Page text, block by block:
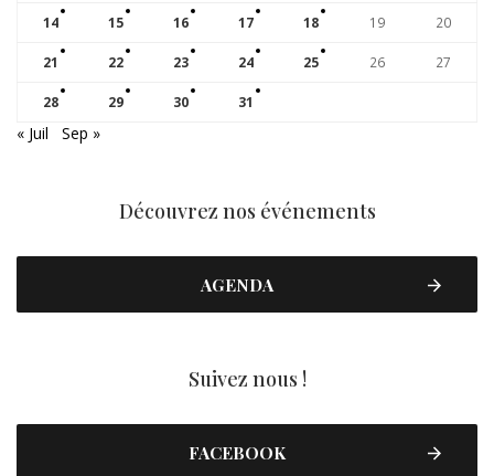
14 15 16 17 18 19 20
21 22 23 24 25 26 27
28 29 30 31
« Juil Sep »
Découvrez nos événements
AGENDA
Suivez nous !
FACEBOOK